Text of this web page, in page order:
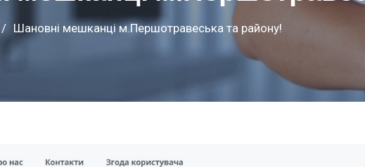
Шановні мешканці м.Першотравеська та району!